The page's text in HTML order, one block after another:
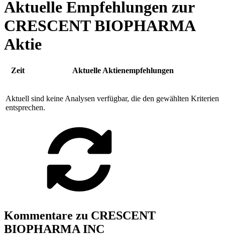
Aktuelle Empfehlungen zur
CRESCENT BIOPHARMA
Aktie
Zeit Aktuelle Aktienempfehlungen
Aktuell sind keine Analysen verfügbar, die den gewählten Kriterien
entsprechen.
Kommentare zu CRESCENT
BIOPHARMA INC